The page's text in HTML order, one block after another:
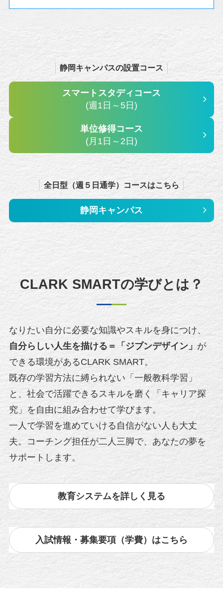
静岡キャンパスの設置コース
スマートスタディコース
(週1日～5日)
単位修得コース
(月1日～2日)
全日型（週５日通学）コースはこちら
静岡キャンパス
CLARK SMARTの学びとは？
なりたい自分に必要な知識やスキルを身につけ、
自分らしい人生を描ける＝「ジブンデザイン」 が
できる環境があるCLARK SMART。
既存の学習方法に縛られない「一般教科学習」
と、社会で活躍できるスキルを磨く「キャリア探
究」を自由に組み合わせて学びます。
一人で学習を進めていける自信がない人も大丈
夫。コーチング担任が二人三脚で、あなたの夢を
サポートします。
教育システムを詳しく見る
入試情報・募集要項（学費）はこちら